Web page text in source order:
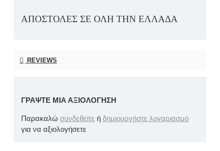
ΑΠΟΣΤΟΛΕΣ ΣΕ ΟΛΗ ΤΗΝ ΕΛΛΑΔΑ
REVIEWS
ΓΡΆΨΤΕ ΜΙΑ ΑΞΙΟΛΌΓΗΣΗ
Παρακαλώ συνδεθείτε ή δημιουργήστε λογαριασμό
για να αξιολογήσετε